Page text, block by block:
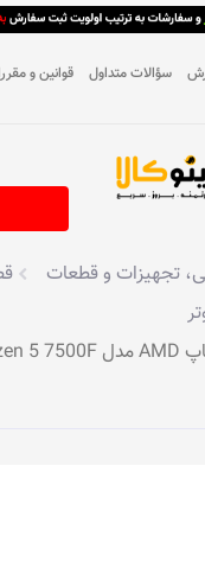
سؤالات متداول قوانین و
تجهیزات و قطعات